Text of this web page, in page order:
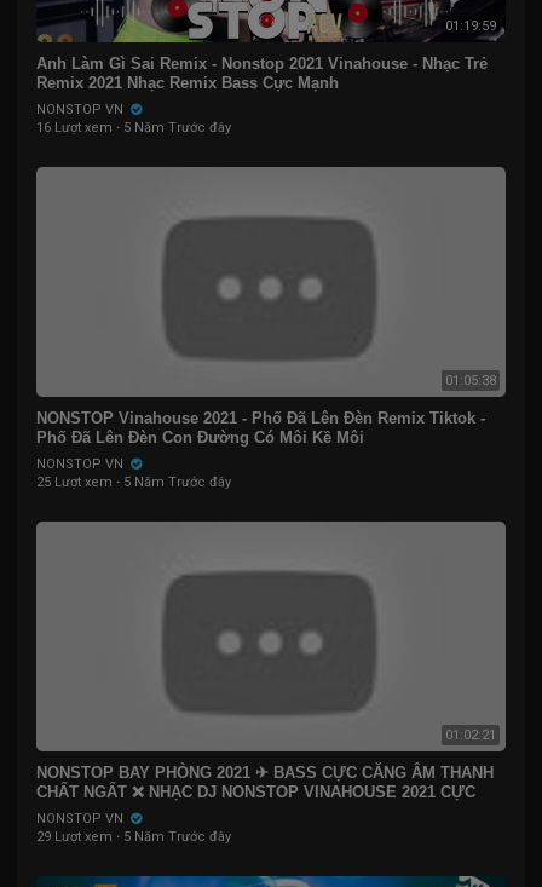
01:19:59
Anh Làm Gì Sai Remix - Nonstop 2021 Vinahouse - Nhạc Trẻ
Remix 2021 Nhạc Remix Bass Cực Mạnh
NONSTOP VN
16 Lượt xem · 5 Năm Trước đây
01:05:38
NONSTOP Vinahouse 2021 - Phố Đã Lên Đèn Remix Tiktok -
Phố Đã Lên Đèn Con Đường Có Môi Kề Môi
NONSTOP VN
25 Lượt xem · 5 Năm Trước đây
01:02:21
NONSTOP BAY PHÒNG 2021 ✈ BASS CỰC CĂNG ÂM THANH
CHẤT NGẤT ❌ NHẠC DJ NONSTOP VINAHOUSE 2021 CỰC
MẠNH
NONSTOP VN
29 Lượt xem · 5 Năm Trước đây